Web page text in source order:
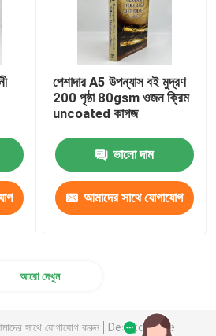
পেশাদার A5 উপন্যাস বই মুদ্রণ
200 পৃষ্ঠা 80gsm ওজন ক্রিম
uncoated কাগজ
ভালো দাম
আমাদের সাথে যোগাযোগ
আরো দেখুন
সাথে যোগাযোগ করুন Desktop Site